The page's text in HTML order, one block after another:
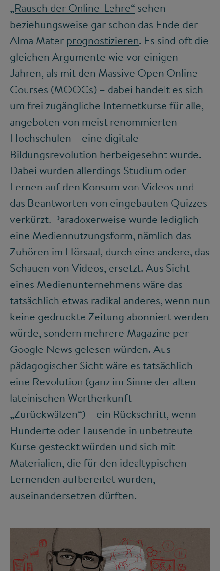
„Rausch der Online-Lehre“ sehen
beziehungsweise gar schon das Ende der
Alma Mater prognostizieren. Es sind oft die
gleichen Argumente wie vor einigen
Jahren, als mit den Massive Open Online
Courses (MOOCs) – dabei handelt es sich
um frei zugängliche Internetkurse für alle,
angeboten von meist renommierten
Hochschulen – eine digitale
Bildungsrevolution herbeigesehnt wurde.
Dabei wurden allerdings Studium oder
Lernen auf den Konsum von Videos und
das Beantworten von eingebauten Quizzes
verkürzt. Paradoxerweise wurde lediglich
eine Mediennutzungsform, nämlich das
Zuhören im Hörsaal, durch eine andere, das
Schauen von Videos, ersetzt. Aus Sicht
eines Medienunternehmens wäre das
tatsächlich etwas radikal anderes, wenn nun
keine gedruckte Zeitung abonniert werden
würde, sondern mehrere Magazine per
Google News gelesen würden. Aus
pädagogischer Sicht wäre es tatsächlich
eine Revolution (ganz im Sinne der alten
lateinischen Wortherkunft
„Zurückwälzen“) – ein Rückschritt, wenn
Hunderte oder Tausende in unbetreute
Kurse gesteckt würden und sich mit
Materialien, die für den idealtypischen
Lernenden aufbereitet wurden,
auseinandersetzen dürften.